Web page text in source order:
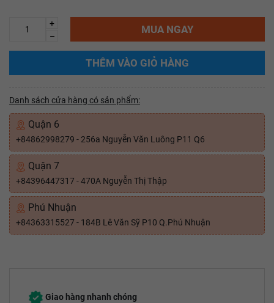
+
–
MUA NGAY
THÊM VÀO GIỎ HÀNG
Danh sách cửa hàng có sản phẩm:
Quận 6
+84862998279 - 256a Nguyễn Văn Luông P11 Q6
Quận 7
+84396447317 - 470A Nguyễn Thị Thập
Phú Nhuận
+84363315527 - 184B Lê Văn Sỹ P10 Q.Phú Nhuận
Giao hàng nhanh chóng